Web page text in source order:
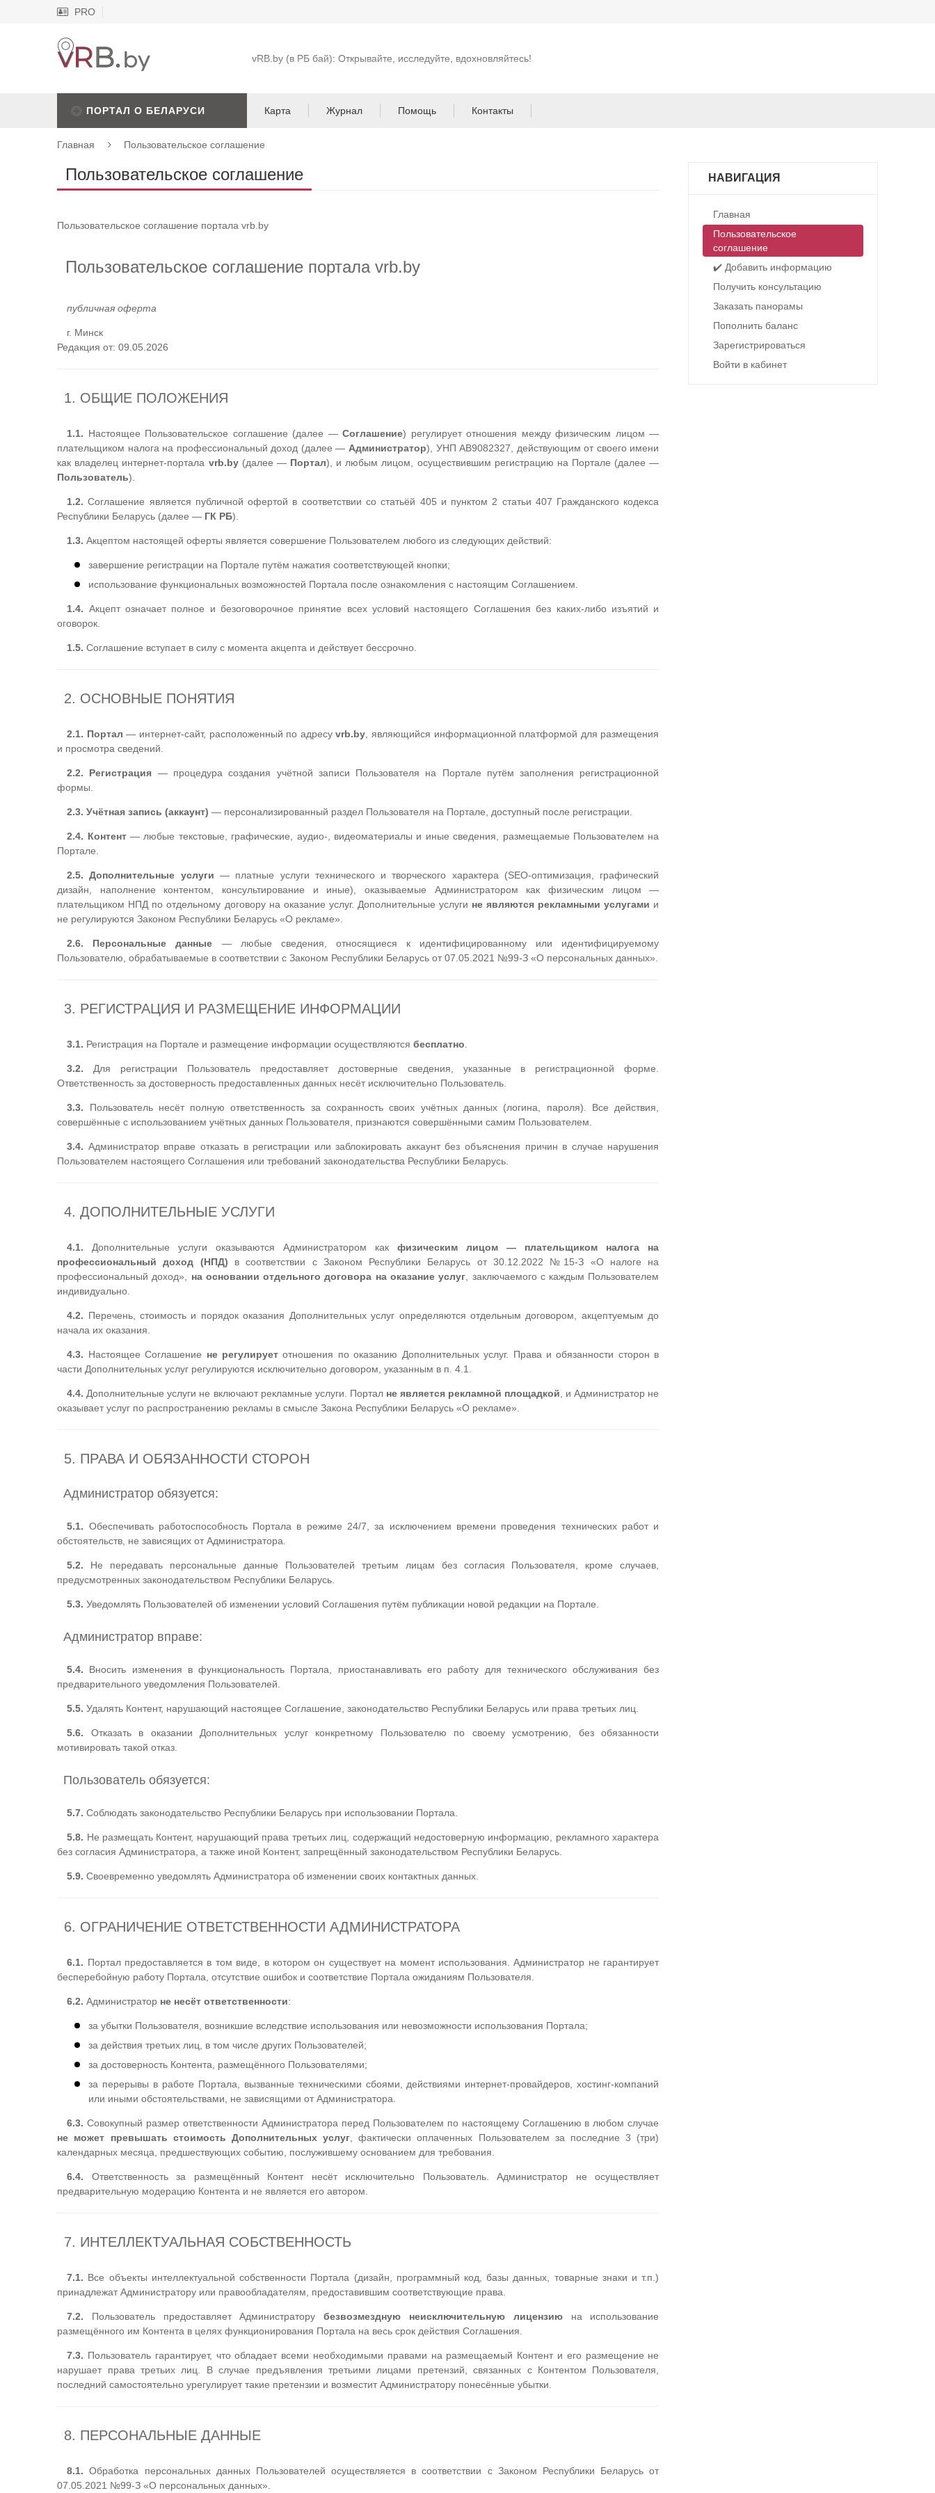
PRO
vRB.by (в РБ бай): Открывайте, исследуйте, вдохновляйтесь!
ПОРТАЛ О БЕЛАРУСИ Карта Журнал Помощь Контакты
Главная Пользовательское соглашение
НАВИГАЦИЯ
Главная
Пользовательское
соглашение
✔️ Добавить информацию
Получить консультацию
Заказать панорамы
Пополнить баланс
Зарегистрироваться
Войти в кабинет
Пользовательское соглашение
Пользовательское соглашение портала vrb.by
Пользовательское соглашение портала vrb.by
публичная оферта
г. Минск
Редакция от: 09.05.2026
1. ОБЩИЕ ПОЛОЖЕНИЯ
1.1. Настоящее Пользовательское соглашение (далее —Соглашение) регулирует отношения между физическим лицом —
плательщиком налога на профессиональный доход (далее — Администратор), УНП АВ9082327, действующим от своего имени
как владелец интернет-портала vrb.by(далее — Портал), и любым лицом, осуществившим регистрацию на Портале (далее —
Пользователь).
1.2. Соглашение является публичной офертой в соответствии со статьёй 405 и пунктом 2 статьи 407 Гражданского кодекса
Республики Беларусь (далее — ГК РБ).
1.3. Акцептом настоящей оферты является совершение Пользователем любого из следующих действий:
завершение регистрации на Портале путём нажатия соответствующей кнопки;
использование функциональных возможностей Портала после ознакомления с настоящим Соглашением.
1.4. Акцепт означает полное и безоговорочное принятие всех условий настоящего Соглашения без каких-либо изъятий и
оговорок.
1.5. Соглашение вступает в силу с момента акцепта и действует бессрочно.
2. ОСНОВНЫЕ ПОНЯТИЯ
2.1. Портал — интернет-сайт, расположенный по адресуvrb.by , являющийся информационной платформой для размещения
и просмотра сведений.
2.2. Регистрация — процедура создания учётной записи Пользователя на Портале путём заполнения регистрационной
формы.
2.3. Учётная запись (аккаунт) — персонализированный раздел Пользователя на Портале, доступный после регистрации.
2.4. Контент— любые текстовые, графические, аудио-, видеоматериалы и иные сведения, размещаемые Пользователем на
Портале.
2.5. Дополнительные услуги — платные услуги технического и творческого характера (SEO-оптимизация, графический
дизайн, наполнение контентом, консультирование и иные), оказываемые Администратором как физическим лицом —
плательщиком НПД по отдельному договору на оказание услуг. Дополнительные услуги не являются рекламными услугами и
не регулируются Законом Республики Беларусь «О рекламе».
2.6. Персональные данные — любые сведения, относящиеся к идентифицированному или идентифицируемому
Пользователю, обрабатываемые в соответствии с Законом Республики Беларусь от 07.05.2021 №99-З «О персональных данных».
3. РЕГИСТРАЦИЯ И РАЗМЕЩЕНИЕ ИНФОРМАЦИИ
3.1. Регистрация на Портале и размещение информации осуществляютсябесплатно
3.2. Для регистрации Пользователь предоставляет достоверные сведения, указанные в регистрационной форме.
Ответственность за достоверность предоставленных данных несёт исключительно Пользователь.
3.3. Пользователь несёт полную ответственность за сохранность своих учётных данных (логина, пароля). Все действия,
совершённые с использованием учётных данных Пользователя, признаются совершёнными самим Пользователем.
3.4. Администратор вправе отказать в регистрации или заблокировать аккаунт без объяснения причин в случае нарушения
Пользователем настоящего Соглашения или требований законодательства Республики Беларусь.
4. ДОПОЛНИТЕЛЬНЫЕ УСЛУГИ
4.1. Дополнительные услуги оказываются Администратором какфизическим лицом — плательщиком налога на
профессиональный доход (НПД) в соответствии с Законом Республики Беларусь от 30.12.2022 №15-З «О налоге на
профессиональный доход», на основании отдельного договора на оказание услуг , заключаемого с каждым Пользователем
индивидуально.
4.2. Перечень, стоимость и порядок оказания Дополнительных услуг определяются отдельным договором, акцептуемым до
начала их оказания.
4.3. Настоящее Соглашение не регулируетотношения по оказанию Дополнительных услуг. Права и обязанности сторон в
части Дополнительных услуг регулируются исключительно договором, указанным в п. 4.1.
4.4. Дополнительные услуги не включают рекламные услуги. Портал не является рекламной площадкой , и Администратор не
оказывает услуг по распространению рекламы в смысле Закона Республики Беларусь «О рекламе».
5. ПРАВА И ОБЯЗАННОСТИ СТОРОН
Администратор обязуется:
5.1. Обеспечивать работоспособность Портала в режиме 24/7, за исключением времени проведения технических работ и
обстоятельств, не зависящих от Администратора.
5.2. Не передавать персональные данные Пользователей третьим лицам без согласия Пользователя, кроме случаев,
предусмотренных законодательством Республики Беларусь.
5.3. Уведомлять Пользователей об изменении условий Соглашения путём публикации новой редакции на Портале.
Администратор вправе:
5.4. Вносить изменения в функциональность Портала, приостанавливать его работу для технического обслуживания без
предварительного уведомления Пользователей.
5.5. Удалять Контент, нарушающий настоящее Соглашение, законодательство Республики Беларусь или права третьих лиц.
5.6. Отказать в оказании Дополнительных услуг конкретному Пользователю по своему усмотрению, без обязанности
мотивировать такой отказ.
Пользователь обязуется:
5.7. Соблюдать законодательство Республики Беларусь при использовании Портала.
5.8. Не размещать Контент, нарушающий права третьих лиц, содержащий недостоверную информацию, рекламного характера
без согласия Администратора, а также иной Контент, запрещённый законодательством Республики Беларусь.
5.9. Своевременно уведомлять Администратора об изменении своих контактных данных.
6. ОГРАНИЧЕНИЕ ОТВЕТСТВЕННОСТИ АДМИНИСТРАТОРА
6.1. Портал предоставляется в том виде, в котором он существует на момент использования. Администратор не гарантирует
бесперебойную работу Портала, отсутствие ошибок и соответствие Портала ожиданиям Пользователя.
6.2. Администратор не несёт ответственности:
за убытки Пользователя, возникшие вследствие использования или невозможности использования Портала;
за действия третьих лиц, в том числе других Пользователей;
за достоверность Контента, размещённого Пользователями;
за перерывы в работе Портала, вызванные техническими сбоями, действиями интернет-провайдеров, хостинг-компаний
или иными обстоятельствами, не зависящими от Администратора.
6.3. Совокупный размер ответственности Администратора перед Пользователем по настоящему Соглашению в любом случае
не может превышать стоимость Дополнительных услуг , фактически оплаченных Пользователем за последние 3 (три)
календарных месяца, предшествующих событию, послужившему основанием для требования.
6.4. Ответственность за размещённый Контент несёт исключительно Пользователь. Администратор не осуществляет
предварительную модерацию Контента и не является его автором.
7. ИНТЕЛЛЕКТУАЛЬНАЯ СОБСТВЕННОСТЬ
7.1. Все объекты интеллектуальной собственности Портала (дизайн, программный код, базы данных, товарные знаки и т.п.)
принадлежат Администратору или правообладателям, предоставившим соответствующие права.
7.2. Пользователь предоставляет Администраторубезвозмездную неисключительную лицензиюна использование
размещённого им Контента в целях функционирования Портала на весь срок действия Соглашения.
7.3. Пользователь гарантирует, что обладает всеми необходимыми правами на размещаемый Контент и его размещение не
нарушает права третьих лиц. В случае предъявления третьими лицами претензий, связанных с Контентом Пользователя,
последний самостоятельно урегулирует такие претензии и возместит Администратору понесённые убытки.
8. ПЕРСОНАЛЬНЫЕ ДАННЫЕ
8.1. Обработка персональных данных Пользователей осуществляется в соответствии с Законом Республики Беларусь от
07.05.2021 №99-З «О персональных данных».